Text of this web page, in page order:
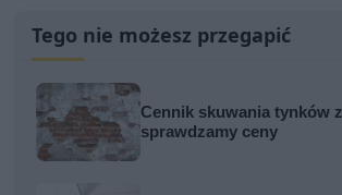
Tego nie możesz przegapić
Cennik skuwania tynków
sprawdzamy ceny